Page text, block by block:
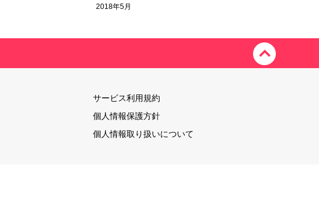
2018年5月
サービス利用規約
個人情報保護方針
個人情報取り扱いについて